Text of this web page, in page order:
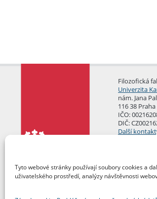
Tyto webové stránky používají soubory cookies a
uživatelského prostředí, analýzy návštěvnosti
Filozofická
Univerzita
nám. Jana
116 38 Praha
IČO:
DIČ:
Další